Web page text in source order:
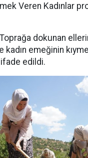
Veren Kadınlar
dokunan
kadın emeğinin
edildi.